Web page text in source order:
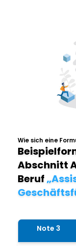
Wie sich eine
Abschnitt
Beruf
Note 3